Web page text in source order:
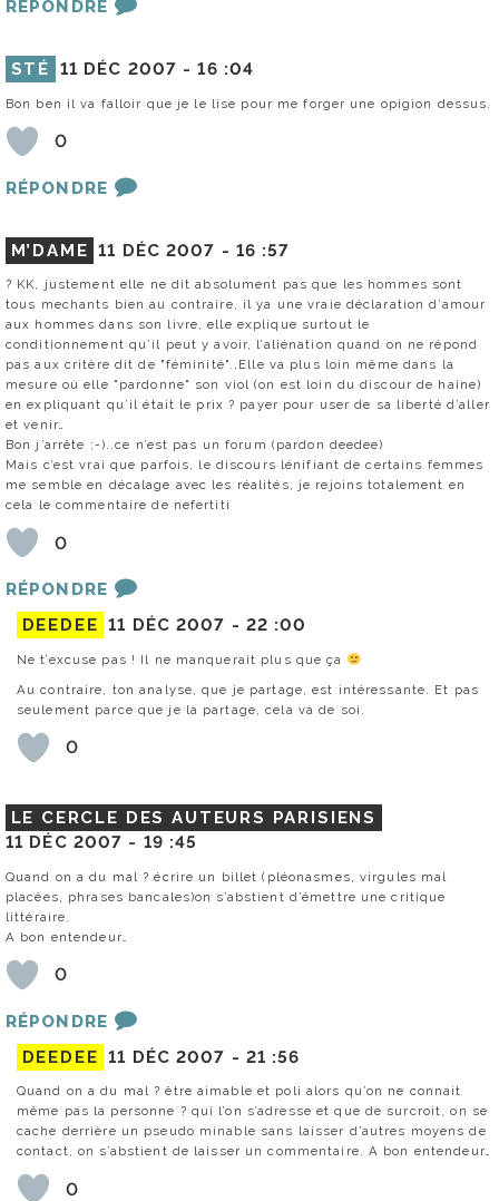
RÉPONDRE
STÉ 11 DÉC 2007 -16 :04
Bon ben il va falloir que je le lise pour me forger une opigion dessus.
0
RÉPONDRE
M’DAME 11 DÉC 2007 - 16 :57
? KK, justement elle ne dit absolument pas que les hommes sont
tous mechants bien au contraire, il ya une vraie déclaration d’amour
aux hommes dans son livre, elle explique surtout le
conditionnement qu’il peut y avoir, l’aliénation quand on ne répond
pas aux critère dit de "féminité"..Elle va plus loin même dans la
mesure où elle "pardonne" son viol (on est loin du discour de haine)
en expliquant qu’il était le prix ? payer pour user de sa liberté d’aller
et venir…
Bon j’arrête ;-)..ce n’est pas un forum (pardon deedee)
Mais c’est vrai que parfois, le discours lénifiant de certains femmes
me semble en décalage avec les réalités, je rejoins totalement en
cela le commentaire de nefertiti
0
RÉPONDRE
DEEDEE 11 DÉC 2007 - 22 :00
Ne t’excuse pas ! Il ne manquerait plus que ça
Au contraire, ton analyse, que je partage, est intéressante. Et pas
seulement parce que je la partage, cela va de soi.
0
LE CERCLE DES AUTEURS PARISIENS
11 DÉC 2007 - 19 :45
Quand on a du mal ? écrire un billet (pléonasmes, virgules mal
placées, phrases bancales)on s’abstient d’émettre une critique
littéraire.
A bon entendeur…
0
RÉPONDRE
DEEDEE 11 DÉC 2007 - 21 :56
Quand on a du mal ? être aimable et poli alors qu’on ne connait
même pas la personne ? qui l’on s’adresse et que de surcroit, on se
cache derrière un pseudo minable sans laisser d’autres moyens de
contact, on s’abstient de laisser un commentaire. A bon entendeur…
0